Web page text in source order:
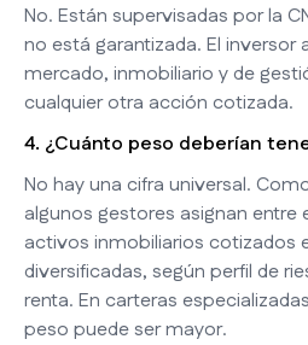
No. Están supervisadas por la
no está garantizada. El inversor
mercado, inmobiliario y de
cualquier otra acción cotizada.
4. ¿Cuánto peso deberían
No hay una cifra universal.
algunos gestores asignan entre
activos inmobiliarios cotizados
diversificadas, según perfil de
renta. En carteras
peso puede ser mayor.